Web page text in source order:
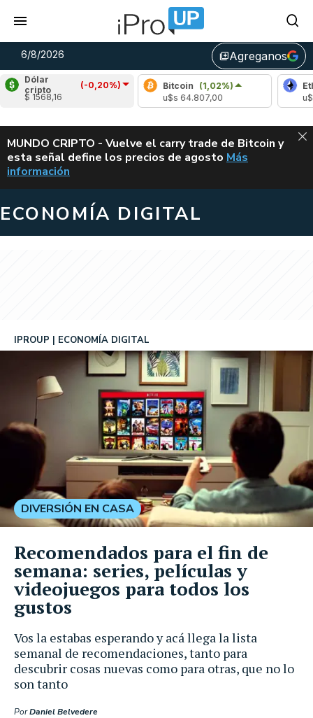
6/8/2026 library_addAgreganos
Dólar
cripto
(-0,20%)
$ 1568,16
Bitcoin
(1,02%)
u$s 64.807,00
Ethereum
u$s 1911,50
ALERTA
MUNDO CRIPTO - Vuelve el carry trade de Bitcoin y
esta señal define los precios de agosto VUELVE EL
Más
información
ECONOMÍA DIGITAL
Vos la estabas esperando y acá llega la lista
semanal de recomendaciones, tanto para
descubrir cosas nuevas como para otras, que no lo
son tanto
IPROUP ECONOMÍA DIGITAL
PorDaniel Belvedere
DIVERSIÓN EN CASA
Recomendados para el fin de
semana: series, películas y
videojuegos para todos los
gustos